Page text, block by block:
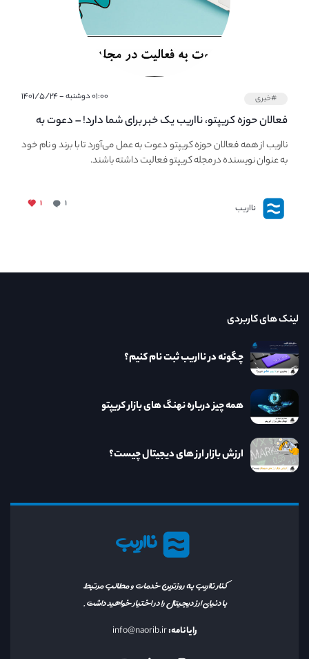
#خبری ۰۱:۰۰ دوشنبه - ۱۴۰۱/۵/۲۴
فعالان حوزه کریپتو، نااریب یک خبر برای شما دارد! – دعوت به
فعالیت در مجله کریپتو
نااریب از همه فعالان حوزه کریپتو دعوت به عمل می‌آورد تا با برند و نام خود
به عنوان نویسنده در مجله کریپتو فعالیت داشته باشند.
نااریب ۱ ۱
نااریب
کنار نااریب به روزترین خدمات و مطالب مرتبط
با دنیای ارز دیجیتال را در اختیار خواهید داشت.
رایانامه:info@naorib.ir
لینک های کاربردی
چگونه در نااریب ثبت نام کنیم؟
همه چیز درباره نهنگ های بازار کریپتو
ارزش بازار ارز های دیجیتال چیست؟